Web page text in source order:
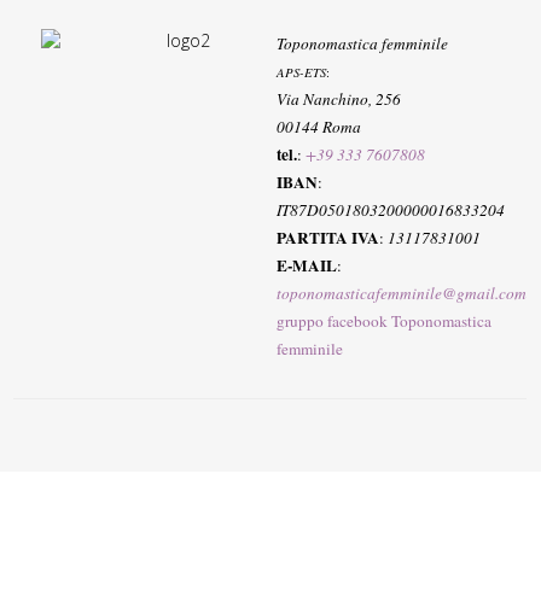
Toponomastica femminile
APS-ETS:
Via Nanchino, 256
00144 Roma
tel.:+39 333 7607808
IBAN:
IT87D0501803200000016833204
PARTITA IVA: 13117831001
E-MAIL:
toponomasticafemminile@gmail.com
gruppo facebook Toponomastica
femminile